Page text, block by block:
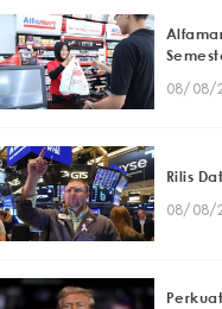
08/08/
Rilis
08/08/